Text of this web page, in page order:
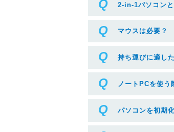
2-in-1パソコンと
マウスは必要？
持ち運びに適し
ノートPCを使う
パソコンを初期